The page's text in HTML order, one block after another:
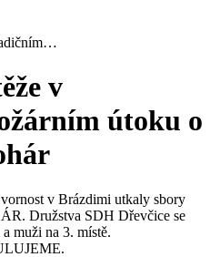
v
útoku o
v Brázdimi utkaly sbory
Družstva SDH Dřevčice se
muži na 3. místě.